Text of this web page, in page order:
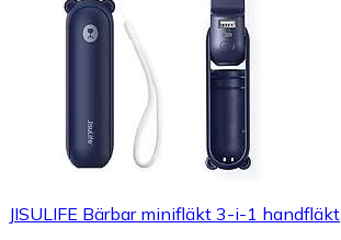
JISULIFE Bärbar minifläkt 3-i-1 handfläkt